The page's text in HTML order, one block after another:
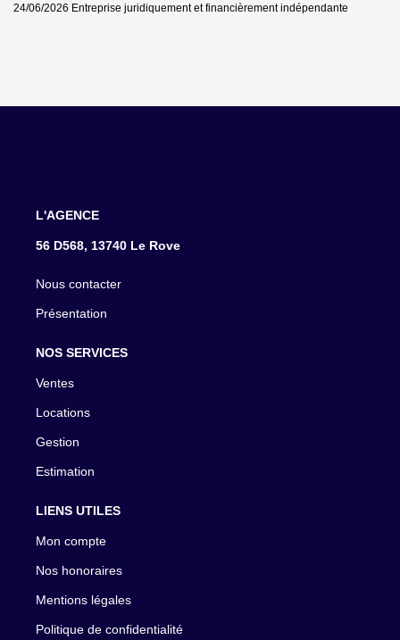
24/06/2026 Entreprise juridiquement et financièrement indépendante
L'AGENCE
56 D568, 13740 Le Rove
Nous contacter
Présentation
NOS SERVICES
Ventes
Locations
Gestion
Estimation
LIENS UTILES
Mon compte
Nos honoraires
Mentions légales
Politique de confidentialité